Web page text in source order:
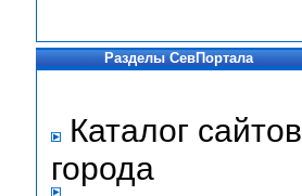
Разделы СевПортала
Каталог сайтов
города